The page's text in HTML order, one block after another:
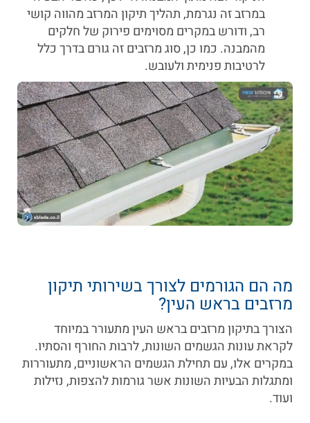
במרזב זה נגרמת, תהליך תיקון המרזב מהווה קושי
רב, ודורש במקרים מסוימים פירוק של חלקים
מהמבנה. כמו כן, סוג מרזבים זה גורם בדרך כלל
לרטיבות פנימית ולעובש.
מה הם הגורמים לצורך בשירותי תיקון
מרזבים בראש העין?
הצורך בתיקון מרזבים בראש העין מתעורר במיוחד
לקראת עונות הגשמים השונות, לרבות החורף והסתיו.
במקרים אלו, עם תחילת הגשמים הראשוניים, מתעוררות
ומתגלות הבעיות השונות אשר גורמות להצפות, נזילות
ועוד.